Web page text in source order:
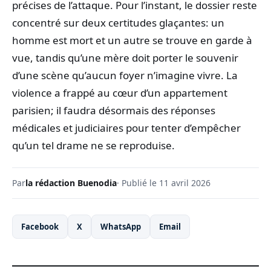
précises de l’attaque. Pour l’instant, le dossier reste
concentré sur deux certitudes glaçantes: un
homme est mort et un autre se trouve en garde à
vue, tandis qu’une mère doit porter le souvenir
d’une scène qu’aucun foyer n’imagine vivre. La
violence a frappé au cœur d’un appartement
parisien; il faudra désormais des réponses
médicales et judiciaires pour tenter d’empêcher
qu’un tel drame ne se reproduise.
Parla rédaction Buenodia· Publié le 11 avril 2026
Facebook X WhatsApp Email